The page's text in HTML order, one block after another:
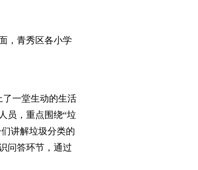
，青秀区各小学
了一堂生动的生活
员，重点围绕“垃
讲解垃圾分类的
问答环节，通过